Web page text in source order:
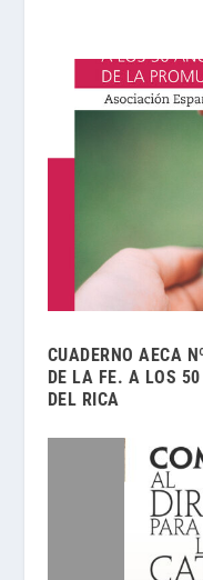
CUADERNO AECA
DE LA FE. A LOS
DEL RICA